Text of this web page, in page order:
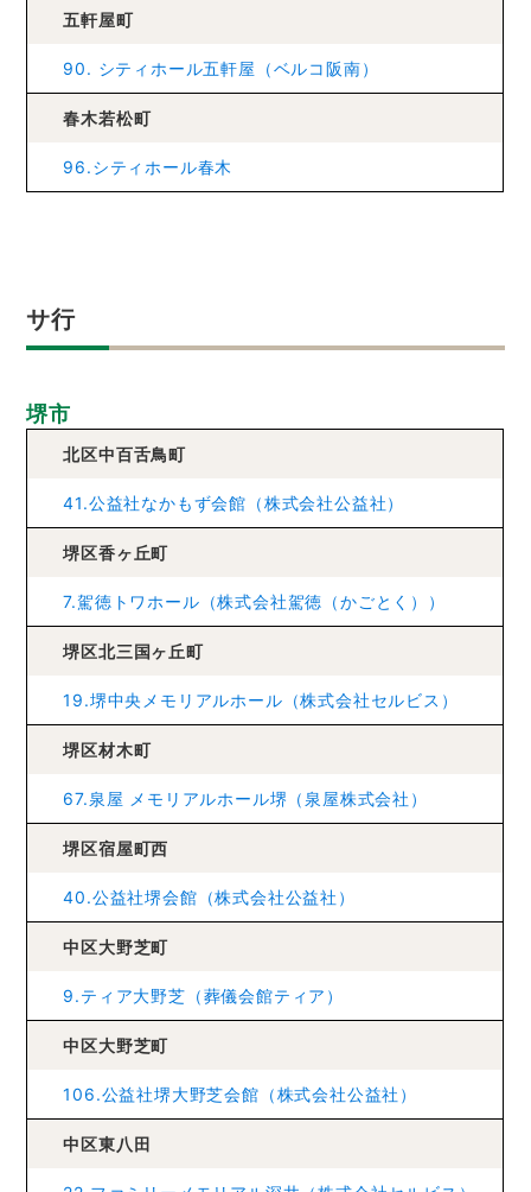
五軒屋町
90. シティホール五軒屋（ベルコ阪南）
春木若松町
96.シティホール春木
サ行
堺市
北区中百舌鳥町
41.公益社なかもず会館（株式会社公益社）
堺区香ヶ丘町
7.駕徳トワホール（株式会社駕徳（かごとく））
堺区北三国ヶ丘町
19.堺中央メモリアルホール（株式会社セルビス）
堺区材木町
67.泉屋 メモリアルホール堺（泉屋株式会社）
堺区宿屋町西
40.公益社堺会館（株式会社公益社）
中区大野芝町
9.ティア大野芝（葬儀会館ティア）
中区大野芝町
106.公益社堺大野芝会館（株式会社公益社）
中区東八田